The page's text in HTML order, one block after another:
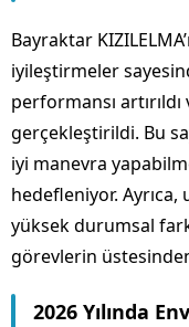
Bayraktar
iyileştirmeler
performansı
gerçekleştirildi. Bu
iyi manevra
hedefleniyor. Ayrıca,
yüksek durumsal
görevlerin
2026 Yılında